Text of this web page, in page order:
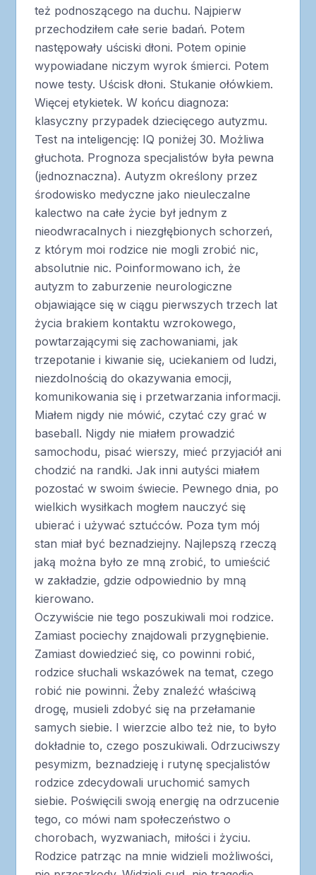
też podnoszącego na duchu. Najpierw
przechodziłem całe serie badań. Potem
następowały uściski dłoni. Potem opinie
wypowiadane niczym wyrok śmierci. Potem
nowe testy. Uścisk dłoni. Stukanie ołówkiem.
Więcej etykietek. W końcu diagnoza:
klasyczny przypadek dziecięcego autyzmu.
Test na inteligencję: IQ poniżej 30. Możliwa
głuchota. Prognoza specjalistów była pewna
(jednoznaczna). Autyzm określony przez
środowisko medyczne jako nieuleczalne
kalectwo na całe życie był jednym z
nieodwracalnych i niezgłębionych schorzeń,
z którym moi rodzice nie mogli zrobić nic,
absolutnie nic. Poinformowano ich, że
autyzm to zaburzenie neurologiczne
objawiające się w ciągu pierwszych trzech lat
życia brakiem kontaktu wzrokowego,
powtarzającymi się zachowaniami, jak
trzepotanie i kiwanie się, uciekaniem od ludzi,
niezdolnością do okazywania emocji,
komunikowania się i przetwarzania informacji.
Miałem nigdy nie mówić, czytać czy grać w
baseball. Nigdy nie miałem prowadzić
samochodu, pisać wierszy, mieć przyjaciół ani
chodzić na randki. Jak inni autyści miałem
pozostać w swoim świecie. Pewnego dnia, po
wielkich wysiłkach mogłem nauczyć się
ubierać i używać sztućców. Poza tym mój
stan miał być beznadziejny. Najlepszą rzeczą
jaką można było ze mną zrobić, to umieścić
w zakładzie, gdzie odpowiednio by mną
kierowano.
Oczywiście nie tego poszukiwali moi rodzice.
Zamiast pociechy znajdowali przygnębienie.
Zamiast dowiedzieć się, co powinni robić,
rodzice słuchali wskazówek na temat, czego
robić nie powinni. Żeby znaleźć właściwą
drogę, musieli zdobyć się na przełamanie
samych siebie. I wierzcie albo też nie, to było
dokładnie to, czego poszukiwali. Odrzuciwszy
pesymizm, beznadzieję i rutynę specjalistów
rodzice zdecydowali uruchomić samych
siebie. Poświęcili swoją energię na odrzucenie
tego, co mówi nam społeczeństwo o
chorobach, wyzwaniach, miłości i życiu.
Rodzice patrząc na mnie widzieli możliwości,